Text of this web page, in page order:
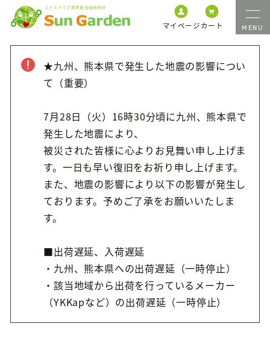
マイページカート
★九州、熊本県で発生した地震の影響につい
て（重要）
7月28日（火）16時30分頃に九州、熊本県で
発生した地震により、
被災された皆様に心よりお見舞い申し上げま
す。一日も早い復旧をお祈り申し上げます。
また、地震の影響により以下の影響が発生し
ております。予めご了承をお願いいたしま
す。
■出荷遅延、入荷遅延
・九州、熊本県への出荷遅延（一時停止）
・該当地域から出荷を行っているメーカー
（YKKapなど）の出荷遅延（一時停止）